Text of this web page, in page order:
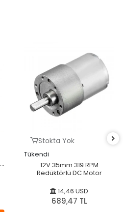
Stokta Yok
Tükendi
12V 35mm 319 RPM
Redüktörlü DC Motor
14,46 USD
689,47 TL